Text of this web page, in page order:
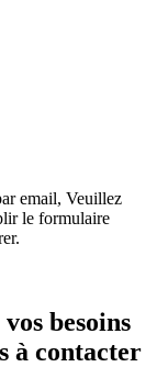
email, Veuillez
le formulaire
besoins
à contacter